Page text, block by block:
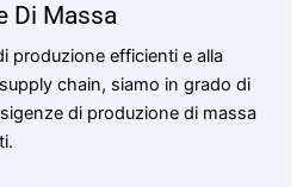
Di Massa
produzione efficienti e alla
chain, siamo in grado di
di produzione di massa